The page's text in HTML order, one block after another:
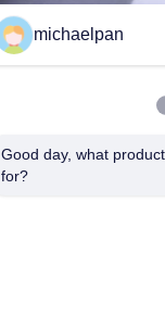
michaelpan
Good day, what
for?